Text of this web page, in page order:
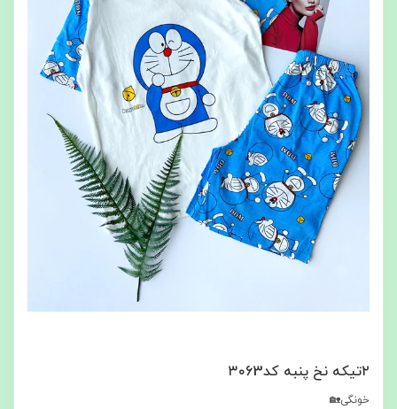
۲تیکه نخ پنبه کد۳۰63
خونگی🏡